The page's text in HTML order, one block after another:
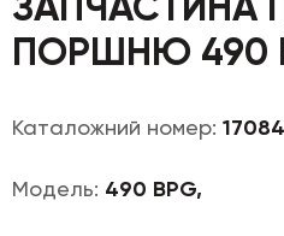
ПОРШНЮ 490
Каталожний номер: 17084
Модель: 490 BPG,